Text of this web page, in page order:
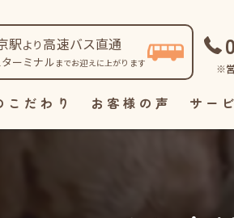
駅より高速バス直通
ーミナル までお迎えに上がります ※
こだわり お客様の声 サー